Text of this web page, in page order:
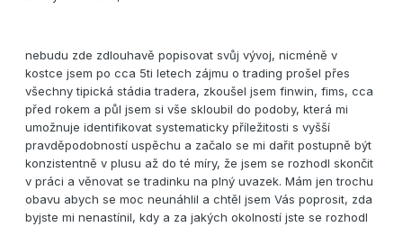
nebudu zde zdlouhavě popisovat svůj vývoj, nicméně v
kostce jsem po cca 5ti letech zájmu o trading prošel přes
všechny tipická stádia tradera, zkoušel jsem finwin, fims, cca
před rokem a půl jsem si vše skloubil do podoby, která mi
umožnuje identifikovat systematicky příležitosti s vyšší
pravděpodobností uspěchu a začalo se mi dařit postupně být
konzistentně v plusu až do té míry, že jsem se rozhodl skončit
v práci a věnovat se tradinku na plný uvazek. Mám jen trochu
obavu abych se moc neunáhlil a chtěl jsem Vás poprosit, zda
byjste mi nenastínil, kdy a za jakých okolností jste se rozhodl